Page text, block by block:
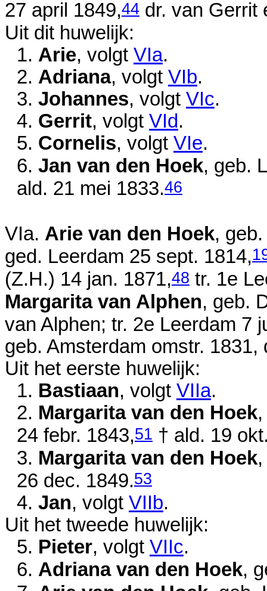
27 april 1849,44 dr. van Gerrit
Uit dit huwelijk:
1. Arie, volgt VIa.
2. Adriana, volgt VIb.
3. Johannes, volgt VIc.
4. Gerrit, volgt VId.
5. Cornelis, volgt VIe.
6. Jan van den Hoek, geb.
ald. 21 mei 1833.46
VIa. Arie van den Hoek,
ged. Leerdam 25 sept. 1814,
(Z.H.) 14 jan. 1871,48 tr. 1e
Margarita van Alphen, geb.
van Alphen; tr. 2e Leerdam 7
geb. Amsterdam omstr. 1831,
Uit het eerste huwelijk:
1. Bastiaan, volgt VIIa.
2. Margarita van den Hoek,
24 febr. 1843,51 † ald. 19
3. Margarita van den Hoek
26 dec. 1849.53
4. Jan, volgt VIIb.
Uit het tweede huwelijk:
5. Pieter, volgt VIIc.
6. Adriana van den Hoek,